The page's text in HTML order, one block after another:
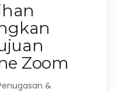
Zoom
&